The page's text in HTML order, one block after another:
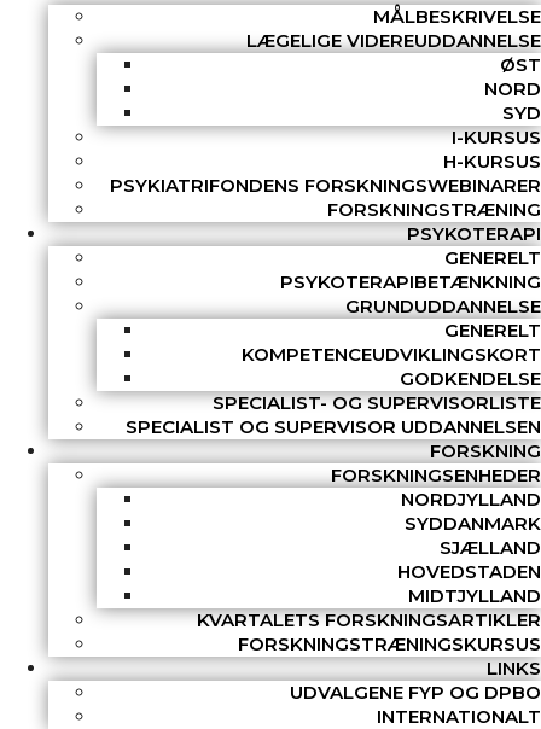
MÅLBESKRIVELSE
LÆGELIGE VIDEREUDDANNELSE
ØST
NORD
SYD
I-KURSUS
H-KURSUS
PSYKIATRIFONDENS FORSKNINGSWEBINARER
FORSKNINGSTRÆNING
PSYKOTERAPI
GENERELT
PSYKOTERAPIBETÆNKNING
GRUNDUDDANNELSE
GENERELT
KOMPETENCEUDVIKLINGSKORT
GODKENDELSE
SPECIALIST- OG SUPERVISORLISTE
SPECIALIST OG SUPERVISOR UDDANNELSEN
FORSKNING
FORSKNINGSENHEDER
NORDJYLLAND
SYDDANMARK
SJÆLLAND
HOVEDSTADEN
MIDTJYLLAND
KVARTALETS FORSKNINGSARTIKLER
FORSKNINGSTRÆNINGSKURSUS
LINKS
UDVALGENE FYP OG DPBO
INTERNATIONALT